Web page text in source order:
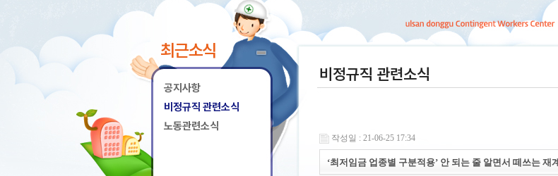
최근소식
공지사항
비정규직 관련소식
노동관련소식
비정규직 관련소식
작성일 : 21-06-25 17:34
‘최저임금 업종별 구분적용’ 안 되는 줄 알면서 떼쓰는 재계